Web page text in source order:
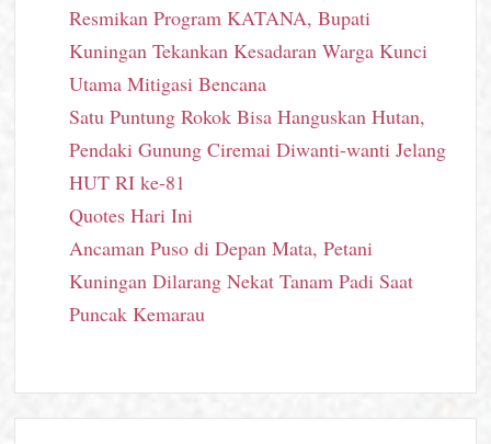
Resmikan Program KATANA, Bupati
Kuningan Tekankan Kesadaran Warga Kunci
Utama Mitigasi Bencana
Satu Puntung Rokok Bisa Hanguskan Hutan,
Pendaki Gunung Ciremai Diwanti-wanti Jelang
HUT RI ke-81
Quotes Hari Ini
Ancaman Puso di Depan Mata, Petani
Kuningan Dilarang Nekat Tanam Padi Saat
Puncak Kemarau